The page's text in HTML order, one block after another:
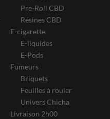
Pre-Roll CBD
Résines CBD
E-cigarette
E-liquides
E-Pods
Fumeurs
Briquets
Feuilles à rouler
Univers Chicha
Livraison 2h00